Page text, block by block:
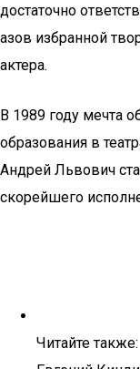
достаточно
азов избранной
актера.
В 1989 году мечта
образования в
Андрей Львович
скорейшего
Читайте также: